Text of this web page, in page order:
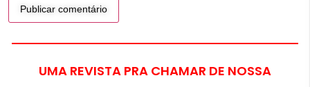
UMA REVISTA PRA CHAMAR DE NOSSA